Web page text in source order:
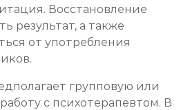
Восстановление
результат, а также
от употребления
групповую или
с психотерапевтом. В